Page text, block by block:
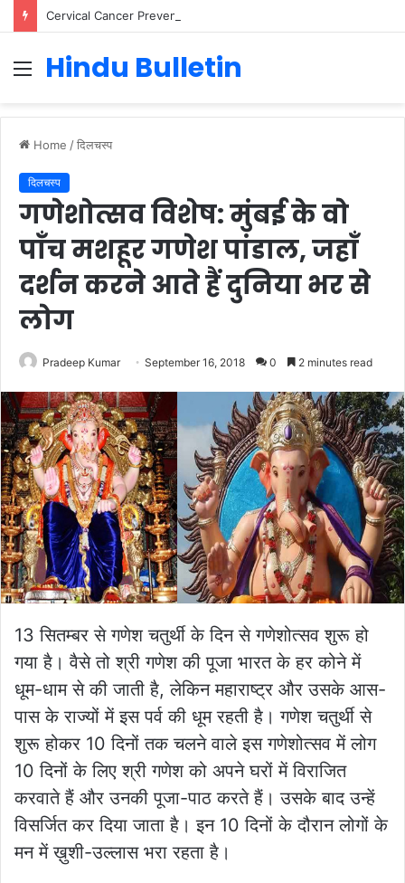
Menu
Hindu Bulletin
Home /दिलचस्प
दिलचस्प
गणेशोत्सव विशेष: मुंबई के वो
पाँच मशहूर गणेश पांडाल, जहाँ
दर्शन करने आते हैं दुनिया भर से
लोग
Pradeep Kumar September 16, 2018 0 2 minutes read
13 सितम्बर से गणेश चतुर्थी के दिन से गणेशोत्सव शुरू हो
गया है। वैसे तो श्री गणेश की पूजा भारत के हर कोने में
धूम-धाम से की जाती है, लेकिन महाराष्ट्र और उसके आस-
पास के राज्यों में इस पर्व की धूम रहती है। गणेश चतुर्थी से
शुरू होकर 10 दिनों तक चलने वाले इस गणेशोत्सव में लोग
10 दिनों के लिए श्री गणेश को अपने घरों में विराजित
करवाते हैं और उनकी पूजा-पाठ करते हैं। उसके बाद उन्हें
विसर्जित कर दिया जाता है। इन 10 दिनों के दौरान लोगों के
मन में ख़ुशी-उल्लास भरा रहता है।